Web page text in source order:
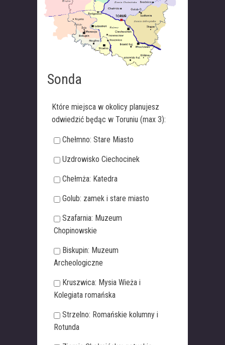
Sonda
Które miejsca w okolicy planujesz
odwiedzić będąc w Toruniu (max 3):
Chełmno: Stare Miasto
Uzdrowisko Ciechocinek
Chełmża: Katedra
Golub: zamek i stare miasto
Szafarnia: Muzeum
Chopinowskie
Biskupin: Muzeum
Archeologiczne
Kruszwica: Mysia Wieża i
Kolegiata romańska
Strzelno: Romańskie kolumny i
Rotunda